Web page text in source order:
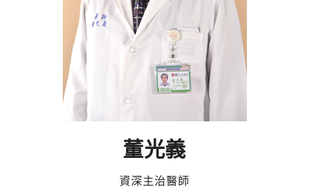
董光義
資深主治醫師